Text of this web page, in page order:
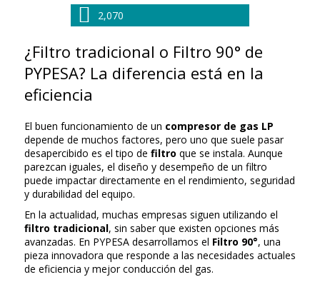
2,070
¿Filtro tradicional o Filtro 90° de
PYPESA? La diferencia está en la
eficiencia
El buen funcionamiento de un compresor de gas LP
depende de muchos factores, pero uno que suele pasar
desapercibido es el tipo de filtro que se instala. Aunque
parezcan iguales, el diseño y desempeño de un filtro
puede impactar directamente en el rendimiento, seguridad
y durabilidad del equipo.
En la actualidad, muchas empresas siguen utilizando el
filtro tradicional, sin saber que existen opciones más
avanzadas. En PYPESA desarrollamos el Filtro 90°, una
pieza innovadora que responde a las necesidades actuales
de eficiencia y mejor conducción del gas.